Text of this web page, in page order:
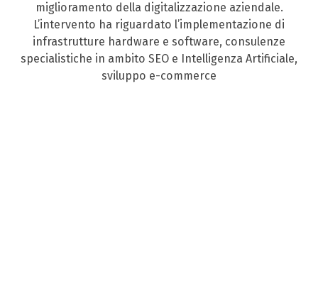
miglioramento della digitalizzazione aziendale.
L’intervento ha riguardato l’implementazione di
infrastrutture hardware e software, consulenze
specialistiche in ambito SEO e Intelligenza Artificiale,
sviluppo e-commerce